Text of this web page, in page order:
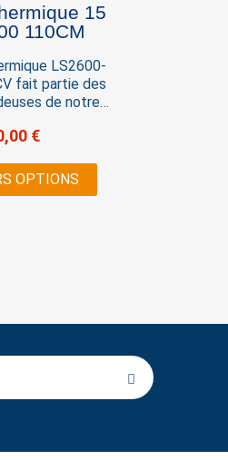
15
110CM
LS2600-
fait partie des
de notre
est un produit
Démarrage
tonnes Capacité
€
OPTIONS